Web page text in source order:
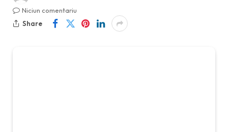
Niciun comentariu
Share